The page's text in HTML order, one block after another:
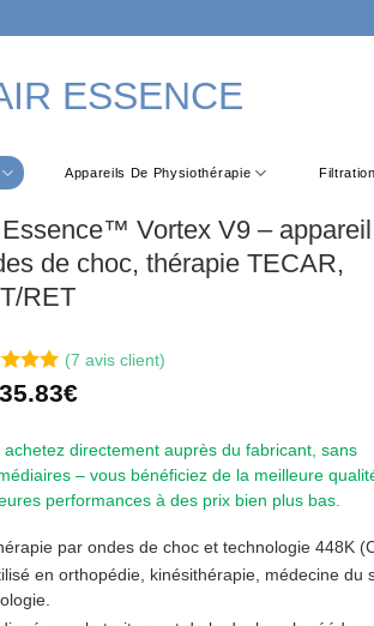
Appareils De Physiothérapie
Vortex V9 –
de choc, thérapie TECAR,
RET
5sur
sur
(7 avis client)
€
achetez directement auprès du fabricant, sans
– vous bénéficiez de la meilleure
performances à des prix bien plus bas.
par ondes de choc et technologie 448K
en orthopédie, kinésithérapie, médecine du